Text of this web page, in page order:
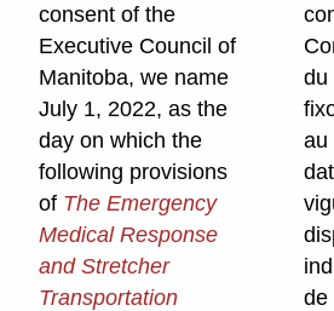
consent of the
Executive Council of
Manitoba, we name
July 1, 2022, as the
day on which the
following provisions
of The Emergency
Medical Response
and Stretcher
Transportation
du
au